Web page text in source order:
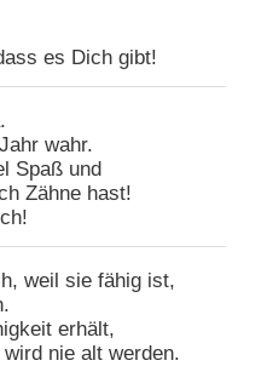
es Dich gibt!
wahr.
Spaß und
Zähne hast!
weil sie fähig ist,
erhält,
nie alt werden.